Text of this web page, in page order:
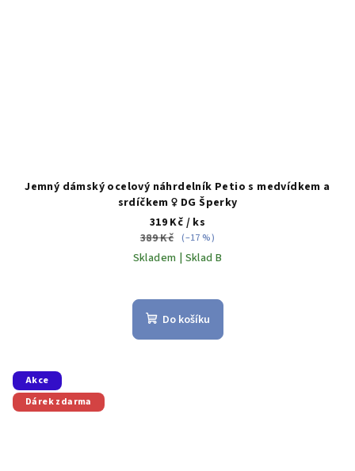
Jemný dámský ocelový náhrdelník Petio s medvídkem a
srdíčkem ♀️ DG Šperky
319 Kč / ks
389 Kč (–17 %)
Skladem | Sklad B
Do košíku
Akce
Dárek zdarma